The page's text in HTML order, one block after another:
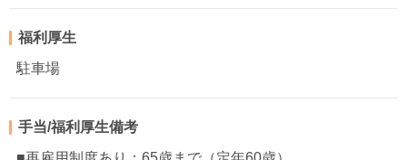
福利厚生
駐車場
手当/福利厚生備考